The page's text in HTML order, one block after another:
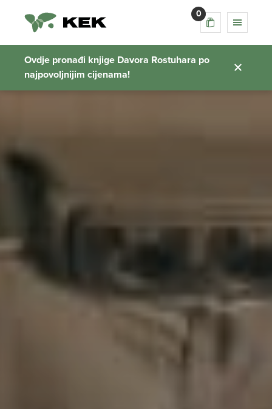
0
Ovdje pronađi knjige Davora Rostuhara po
najpovoljnijim cijenama!